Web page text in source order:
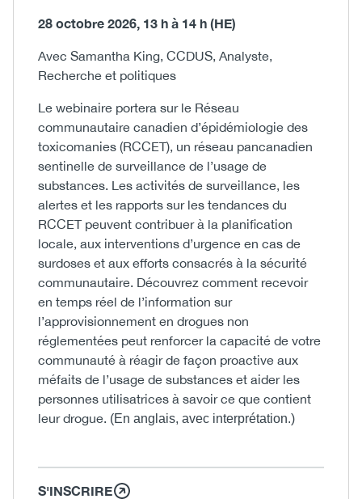
Body
28 octobre 2026, 13 h à 14 h (HE)
Avec Samantha King, CCDUS, Analyste,
Recherche et politiques
Le webinaire portera sur le Réseau
communautaire canadien d’épidémiologie des
toxicomanies (RCCET), un réseau pancanadien
sentinelle de surveillance de l’usage de
substances. Les activités de surveillance, les
alertes et les rapports sur les tendances du
RCCET peuvent contribuer à la planification
locale, aux interventions d’urgence en cas de
surdoses et aux efforts consacrés à la sécurité
communautaire. Découvrez comment recevoir
en temps réel de l’information sur
l’approvisionnement en drogues non
réglementées peut renforcer la capacité de votre
communauté à réagir de façon proactive aux
méfaits de l’usage de substances et aider les
personnes utilisatrices à savoir ce que contient
leur drogue. (En anglais, avec interprétation.)
S'INSCRIRE